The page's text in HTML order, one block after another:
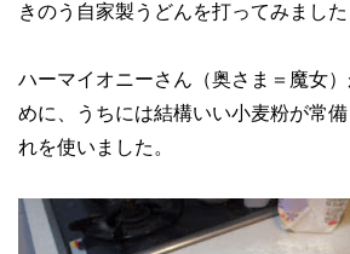
きのう自家製うどんを打ってみました
ハーマイオニーさん（奥さま＝魔女
めに、うちには結構いい小麦粉が常
れを使いました。